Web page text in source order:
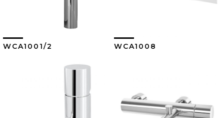
Ver Más
WCA1001/2 Ver Más
WCA1008